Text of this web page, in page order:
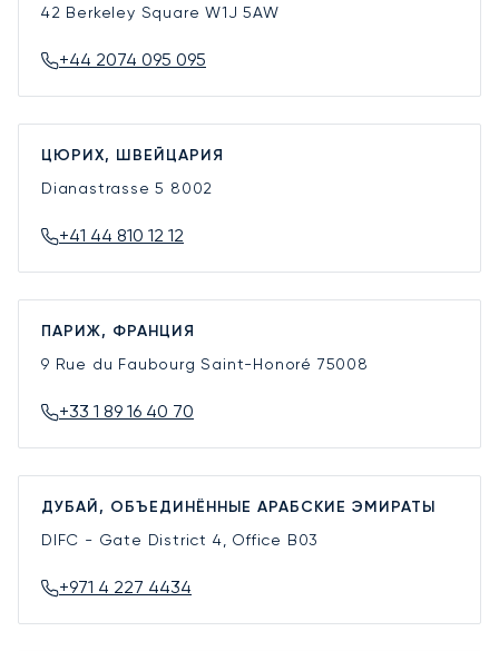
42 Berkeley SquareW1J 5AW
+44 2074 095 095
ЦЮРИХ, ШВЕЙЦАРИЯ
Dianastrasse 5 8002
+41 44 810 12 12
ПАРИЖ, ФРАНЦИЯ
9 Rue du Faubourg Saint-Honoré 75008
+33 1 89 16 40 70
ДУБАЙ, ОБЪЕДИНЁННЫЕ АРАБСКИЕ ЭМИРАТЫ
DIFC - Gate District 4, Office B03
+971 4 227 4434